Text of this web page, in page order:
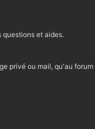
questions et aides.
privé ou mail, qu'au forum